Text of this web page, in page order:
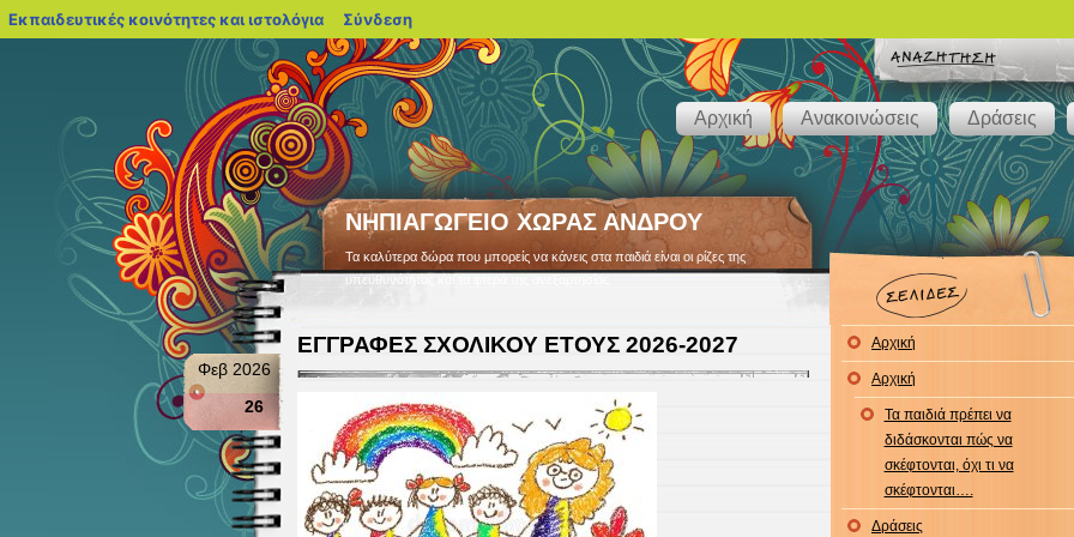
Αρχική Ανακοινώσεις Δράσεις
ΝΗΠΙΑΓΩΓΕΙΟ ΧΩΡΑΣ ΑΝΔΡΟΥ
Τα καλύτερα δώρα που μπορείς να κάνεις στα παιδιά είναι οι ρίζες της
υπευθυνότητας και τα φτερά της ανεξαρτησίας
ΕΓΓΡΑΦΕΣ ΣΧΟΛΙΚΟΥ ΕΤΟΥΣ 2026-2027
Φεβ 2026
26
Αρχική
Αρχική
Τα παιδιά πρέπει να
διδάσκονται πώς να
σκέφτονται, όχι τι να
σκέφτονται….
Δράσεις
Εκπαιδευτικές κοινότητες και ιστολόγια blogs.sch.gr
Σύνδεση